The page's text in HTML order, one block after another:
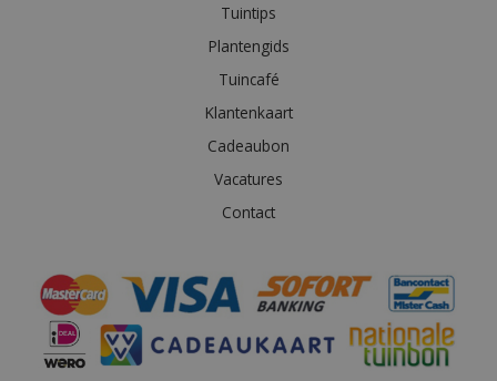
Tuintips
Plantengids
Tuincafé
Klantenkaart
Cadeaubon
Vacatures
Contact